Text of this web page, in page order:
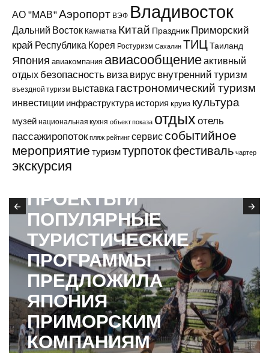
АО "МАВ"Аэропорт ВЭФ Владивосток
Дальний Восток Камчатка Китай Праздник Приморский
край Республика Корея Ростуризм Сахалин ТИЦТаиланд
Япония авиакомпания авиасообщениеактивный
отдых безопасность виза вирус внутренний туризм
въездной туризм выставка гастрономический туризм
инвестиции инфраструктура история круиз культура
музей национальная кухня объект показа отдыхотель
пассажиропоток пляж рейтинг сервис событийное
мероприятие туризмтурпотокфестиваль чартер
экскурсия
В АТР
ИННОВАЦИОННЫЕ
ПРОЕКТЫ И
ПОПУЛЯРНЫЕ
ТУРИСТИЧЕСКИЕ
ПРОГРАММЫ
ПРЕДЛОЖИЛА
ЯПОНИЯ
ПРИМОРСКИМ
КОМПАНИЯМ